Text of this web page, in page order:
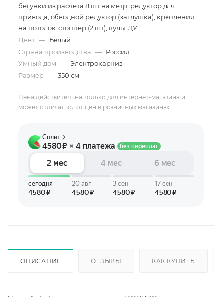
бегунки из расчета 8 шт на метр, редуктор для
привода, обводной редуктор (заглушка), крепления
на потолок, стоппер (2 шт), пульт ДУ.
Цвет — Белый
Страна производства — Россия
Умный дом — Электрокарниз
Размер — 350 см
Цена действительна только для интернет-магазина и
может отличаться от цен в розничных магазинах
ОПИСАНИЕ ОТЗЫВЫ КАК КУПИТЬ